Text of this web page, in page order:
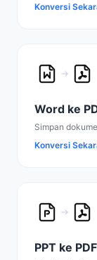
Konversi
Word ke
Simpan
Konversi
PPT ke PDF